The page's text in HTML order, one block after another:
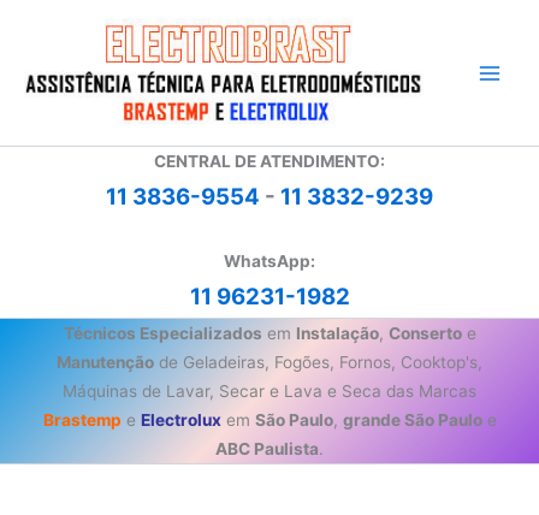
conteúdo
CENTRAL DE ATENDIMENTO:
11 3836-9554 - 11 3832-9239
WhatsApp:
11 96231-1982
Técnicos Especializados em Instalação, Consertoe
Manutenção de Geladeiras, Fogões, Fornos, Cooktop's,
Máquinas de Lavar, Secar e Lava e Seca das Marcas
Brastemp e Electroluxem São Paulo, grande São Pauloe
ABC Paulista.